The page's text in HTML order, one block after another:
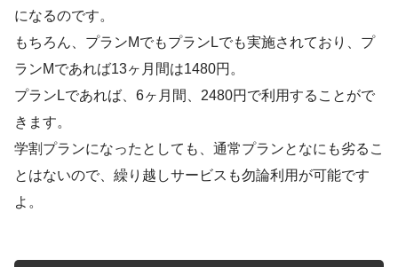
になるのです。
もちろん、プランMでもプランLでも実施されており、プ
ランMであれば13ヶ月間は1480円。
プランLであれば、6ヶ月間、2480円で利用することがで
きます。
学割プランになったとしても、通常プランとなにも劣るこ
とはないので、繰り越しサービスも勿論利用が可能です
よ。